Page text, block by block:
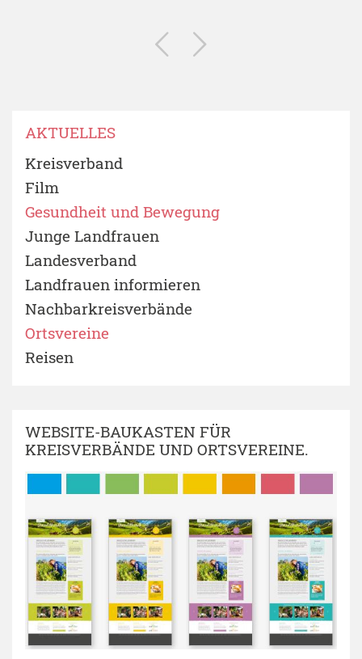
AKTUELLES
Kreisverband
Film
Gesundheit und Bewegung
Junge Landfrauen
Landesverband
Landfrauen informieren
Nachbarkreisverbände
Ortsvereine
Reisen
WEBSITE-BAUKASTEN FÜR
KREISVERBÄNDE UND ORTSVEREINE.